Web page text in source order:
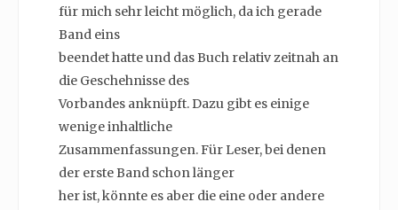
für mich sehr leicht möglich, da ich gerade
Band eins
beendet hatte und das Buch relativ zeitnah an
die Geschehnisse des
Vorbandes anknüpft. Dazu gibt es einige
wenige inhaltliche
Zusammenfassungen. Für Leser, bei denen
der erste Band schon länger
her ist, könnte es aber die eine oder andere